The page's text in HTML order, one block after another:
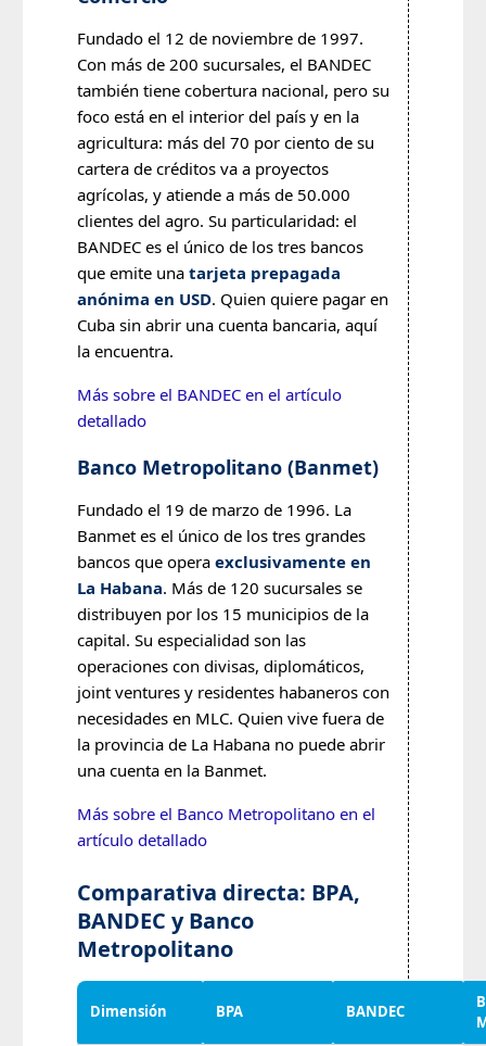
Fundado el 12 de noviembre de 1997.
Con más de 200 sucursales, el BANDEC
también tiene cobertura nacional, pero su
foco está en el interior del país y en la
agricultura: más del 70 por ciento de su
cartera de créditos va a proyectos
agrícolas, y atiende a más de 50.000
clientes del agro. Su particularidad: el
BANDEC es el único de los tres bancos
que emite una tarjeta prepagada
anónima en USD. Quien quiere pagar en
Cuba sin abrir una cuenta bancaria, aquí
la encuentra.
Más sobre el BANDEC en el artículo
detallado
Banco Metropolitano (Banmet)
Fundado el 19 de marzo de 1996. La
Banmet es el único de los tres grandes
bancos que opera exclusivamente en
La Habana. Más de 120 sucursales se
distribuyen por los 15 municipios de la
capital. Su especialidad son las
operaciones con divisas, diplomáticos,
joint ventures y residentes habaneros con
necesidades en MLC. Quien vive fuera de
la provincia de La Habana no puede abrir
una cuenta en la Banmet.
Más sobre el Banco Metropolitano en el
artículo detallado
Comparativa directa: BPA,
BANDEC y Banco
Metropolitano
Dimensión BPA BANDEC